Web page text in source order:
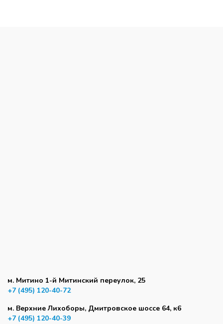
м. Митино 1-й Митинский переулок, 25
+7 (495) 120-40-72
м. Верхние Лихоборы, Дмитровское шоссе 64, к6
+7 (495) 120-40-39